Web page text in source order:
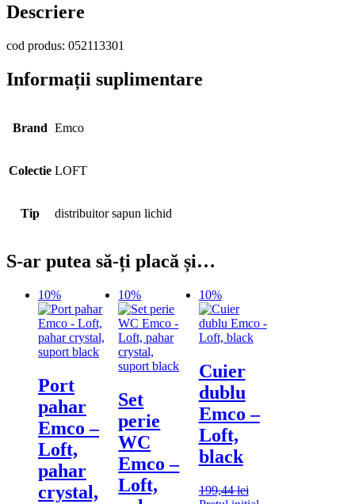
Descriere
cod produs: 052113301
Informații suplimentare
Brand Emco
Colectie LOFT
Tip distribuitor sapun lichid
S-ar putea să-ți placă și…
10%
Port
pahar
Emco –
Loft,
pahar
crystal,
10%
Set
perie
WC
Emco –
Loft,
10%
Cuier
dublu
Emco –
Loft,
black
199,44lei